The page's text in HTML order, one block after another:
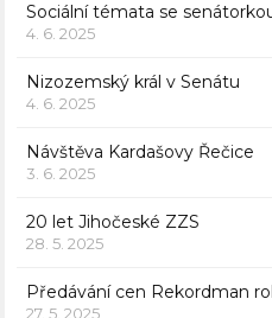
Sociální témata se
4. 6. 2025
Nizozemský král v Senátu
4. 6. 2025
Návštěva Kardašovy Řečice
3. 6. 2025
20 let Jihočeské ZZS
28. 5. 2025
Předávání cen Rekordman
27. 5. 2025